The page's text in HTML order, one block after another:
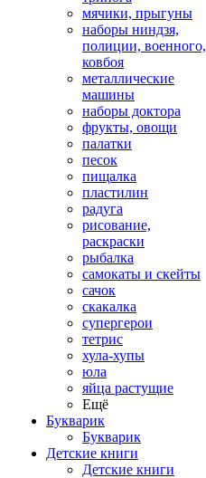
мячики, прыгуны
наборы ниндзя,
полиции, военного,
ковбоя
металлические
машины
наборы доктора
фрукты, овощи
палатки
песок
пищалка
пластилин
радуга
рисование,
раскраски
рыбалка
самокаты и скейты
сачок
скакалка
супергерои
тетрис
хула-хупы
юла
яйца растущие
Ещё
Букварик
Букварик
Детские книги
Детские книги